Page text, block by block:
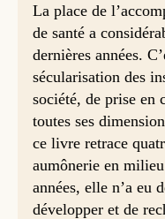
La place de
de santé a
dernières années.
sécularisation des
société, de prise en
toutes ses
ce livre retrace
aumônerie en
années, elle n’a eu
développer et de